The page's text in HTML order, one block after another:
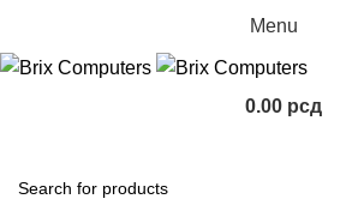
Menu
0.00 рсд